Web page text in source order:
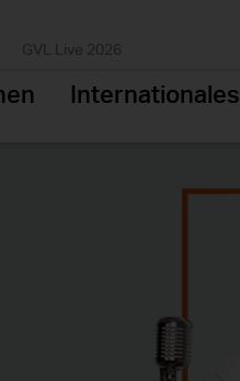
GVL Live 2026
Internationales